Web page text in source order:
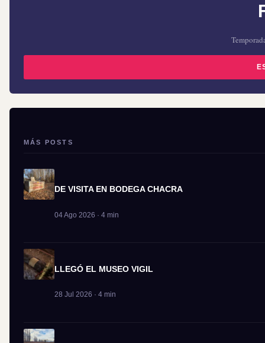
MÁS POSTS
DE VISITA EN BODEGA CHACRA
04 Ago 2026 · 4 min
LLEGÓ EL MUSEO VIGIL
28 Jul 2026 · 4 min